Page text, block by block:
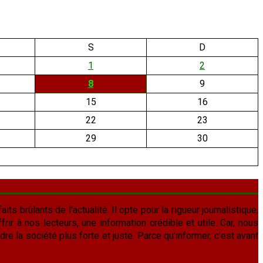
S
D
1
2
8
9
15
16
22
23
29
30
brûlants de l'actualité. Il opte pour la rigueur journalistique,
à nos lecteurs, une information crédible et utile. Car, nous
la société plus forte et juste. Parce qu’informer, c’est avant